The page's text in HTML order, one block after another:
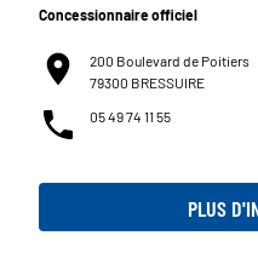
Concessionnaire officiel
200 Boulevard de Poitiers
79300 BRESSUIRE
05 49 74 11 55
PLUS